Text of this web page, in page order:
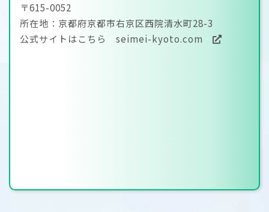
〒615-0052
所在地：京都府京都市右京区西院清水町28-3
公式サイトはこちら seimei-kyoto.com